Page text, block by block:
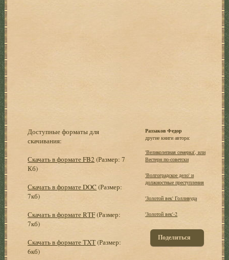
Доступные форматы для
скачивания:
Скачать в формате FB2 (Размер: 7
Кб)
Скачать в формате DOC (Размер:
7кб)
Скачать в формате RTF(Размер:
7кб)
Скачать в формате TXT(Размер:
6кб)
Раззаков Федор
другие книги автора:
'Великолепная семерка', или
Вестерн по-советски
'Волгоградское дело' и
должностные преступления
'Золотой век' Голливуда
'Золотой век'-2
Поделиться